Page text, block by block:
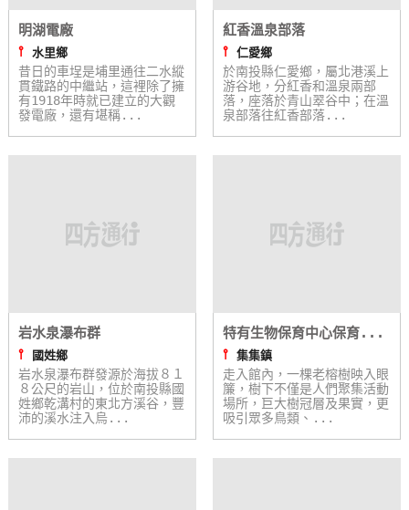
明湖電廠
⫯ 水里鄉
昔日的車埕是埔里通往二水縱
貫鐵路的中繼站，這裡除了擁
有1918年時就已建立的大觀
發電廠，還有堪稱...
紅香溫泉部落
⫯ 仁愛鄉
於南投縣仁愛鄉，屬北港溪上
游谷地，分紅香和溫泉兩部
落，座落於青山翠谷中；在溫
泉部落往紅香部落...
岩水泉瀑布群
⫯
國姓鄉
岩水泉瀑布群發源於海拔８１
８公尺的岩山，位於南投縣國
姓鄉乾溝村的東北方溪谷，豐
沛的溪水注入烏...
特有生物保育中心保育...
⫯ 集集鎮
走入館內，一棵老榕樹映入眼
簾，樹下不僅是人們聚集活動
場所，巨大樹冠層及果實，更
吸引眾多鳥類、...